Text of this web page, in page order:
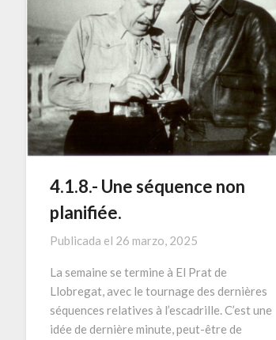
4.1.8.- Une séquence non
planifiée.
Publicada el 26 marzo, 2025
La semaine se termine à El Prat de
Llobregat, avec le tournage des dernières
séquences relatives à l’escadrille. C’est une
idée de dernière minute, peut-être de